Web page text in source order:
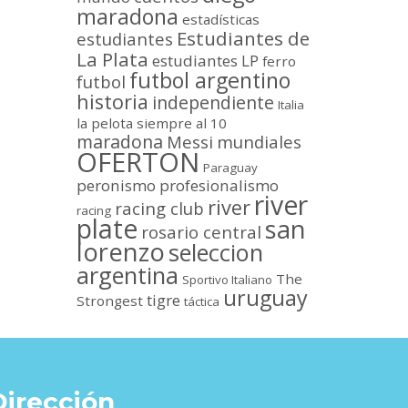
maradona estadísticas
estudiantes Estudiantes de
La Plata estudiantes LP ferro
futbol futbol argentino
historia independiente Italia
la pelota siempre al 10
maradona Messi mundiales
OFERTON Paraguay
peronismo profesionalismo
racing racing club river river
plate rosario central san
lorenzoseleccion
argentina Sportivo Italiano The
Strongest tigre táctica uruguay